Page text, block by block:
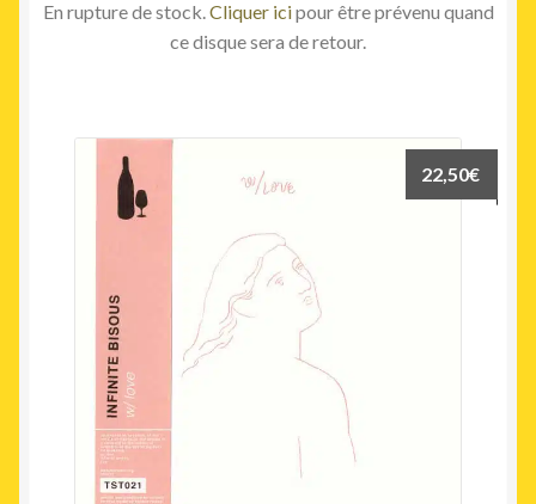
En rupture de stock.Cliquer icipour être prévenu quand
ce disque sera de retour.
22,50€